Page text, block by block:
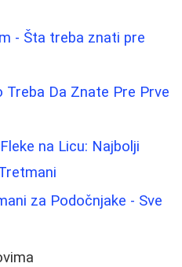
- Šta treba znati pre
Da Znate Pre Prve
na Licu: Najbolji
za Podočnjake - Sve